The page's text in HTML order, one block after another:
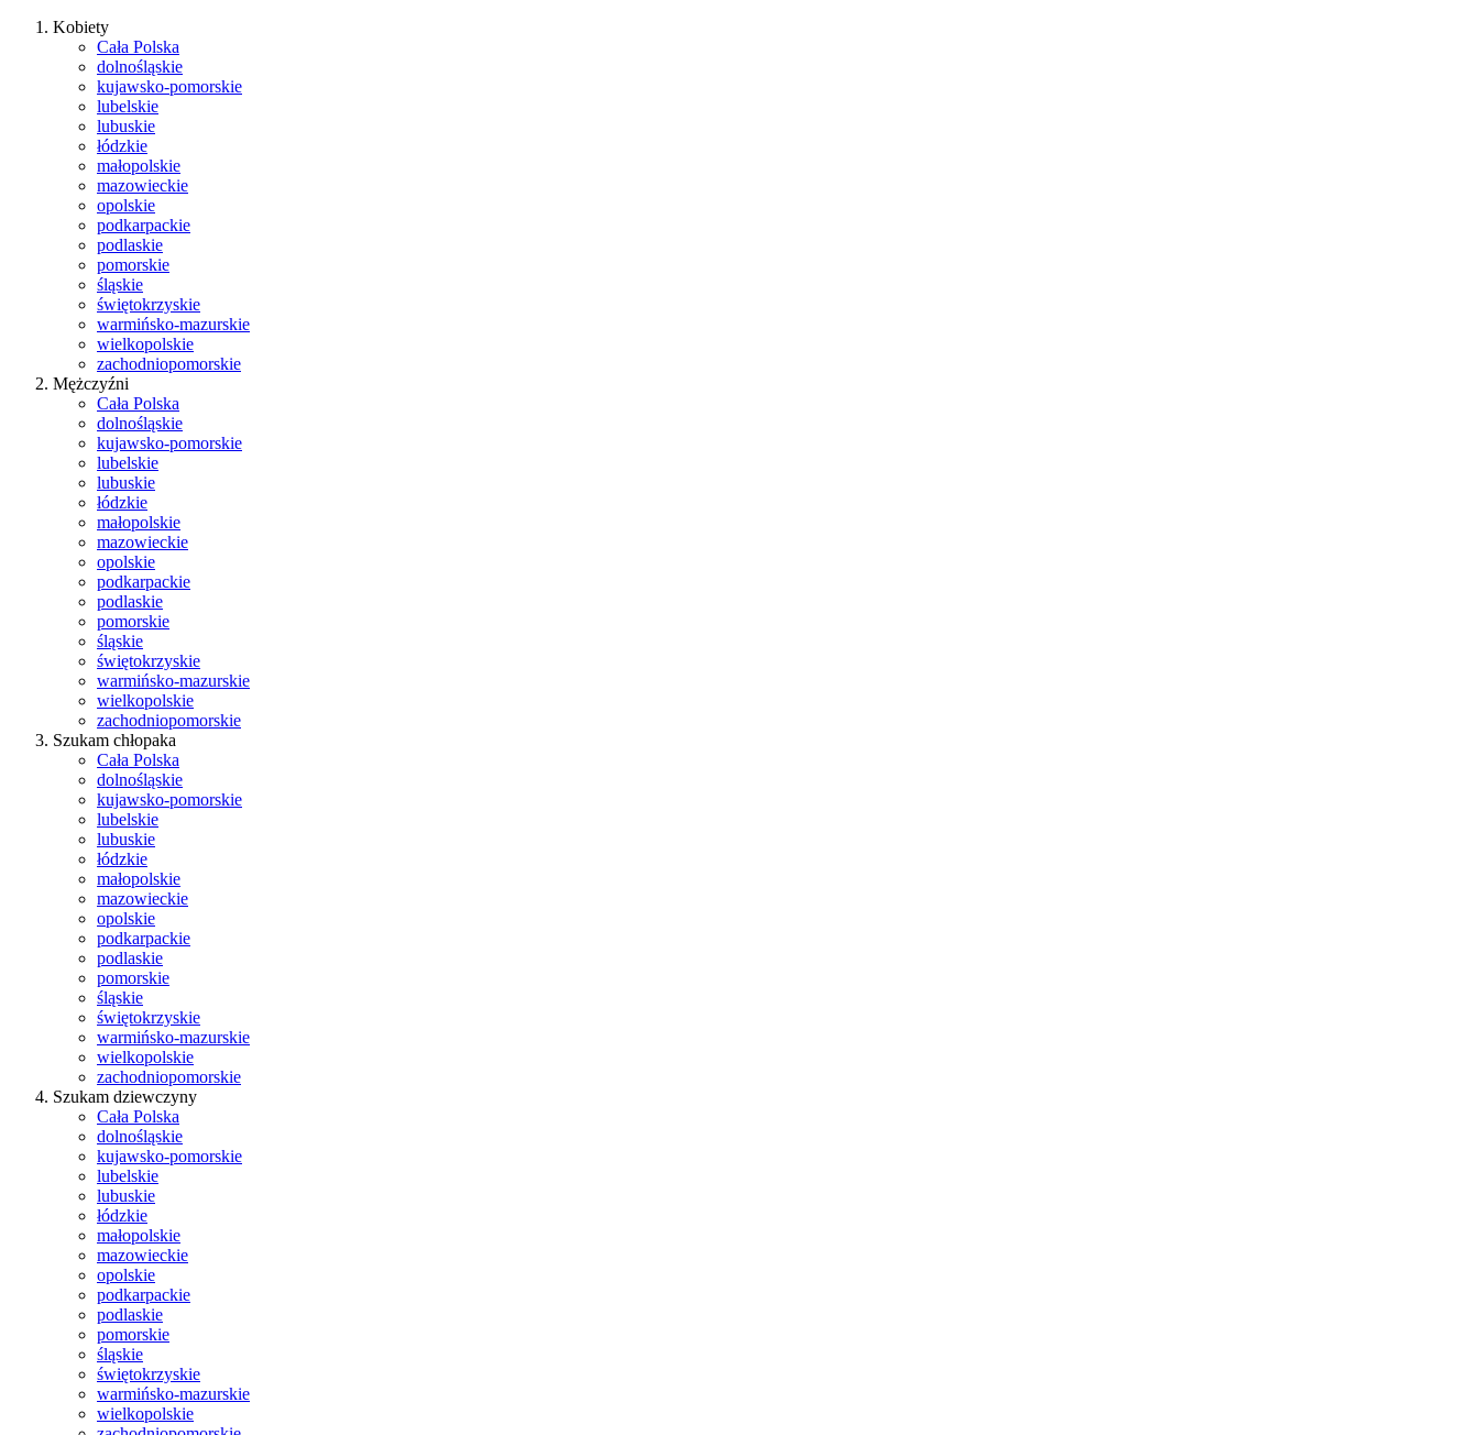
Kobiety
Cała Polska
dolnośląskie
kujawsko-pomorskie
lubelskie
lubuskie
łódzkie
małopolskie
mazowieckie
opolskie
podkarpackie
podlaskie
pomorskie
śląskie
świętokrzyskie
warmińsko-mazurskie
wielkopolskie
zachodniopomorskie
Mężczyźni
Cała Polska
dolnośląskie
kujawsko-pomorskie
lubelskie
lubuskie
łódzkie
małopolskie
mazowieckie
opolskie
podkarpackie
podlaskie
pomorskie
śląskie
świętokrzyskie
warmińsko-mazurskie
wielkopolskie
zachodniopomorskie
Szukam chłopaka
Cała Polska
dolnośląskie
kujawsko-pomorskie
lubelskie
lubuskie
łódzkie
małopolskie
mazowieckie
opolskie
podkarpackie
podlaskie
pomorskie
śląskie
świętokrzyskie
warmińsko-mazurskie
wielkopolskie
zachodniopomorskie
Szukam dziewczyny
Cała Polska
dolnośląskie
kujawsko-pomorskie
lubelskie
lubuskie
łódzkie
małopolskie
mazowieckie
opolskie
podkarpackie
podlaskie
pomorskie
śląskie
świętokrzyskie
warmińsko-mazurskie
wielkopolskie